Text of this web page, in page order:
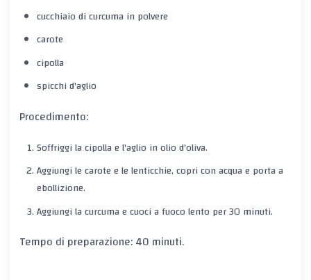
cucchiaio di curcuma in polvere
carote
cipolla
spicchi d'aglio
Procedimento:
Soffriggi la cipolla e l'aglio in olio d'oliva.
Aggiungi le carote e le lenticchie, copri con acqua e porta a
ebollizione.
Aggiungi la curcuma e cuoci a fuoco lento per 30 minuti.
Tempo di preparazione: 40 minuti.